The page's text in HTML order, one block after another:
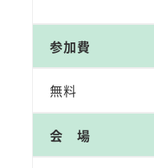
参加費
無料
会 場